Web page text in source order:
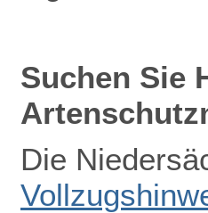
Suchen Sie
Die